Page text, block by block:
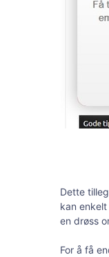
Dette
kan
en drøss
For å få